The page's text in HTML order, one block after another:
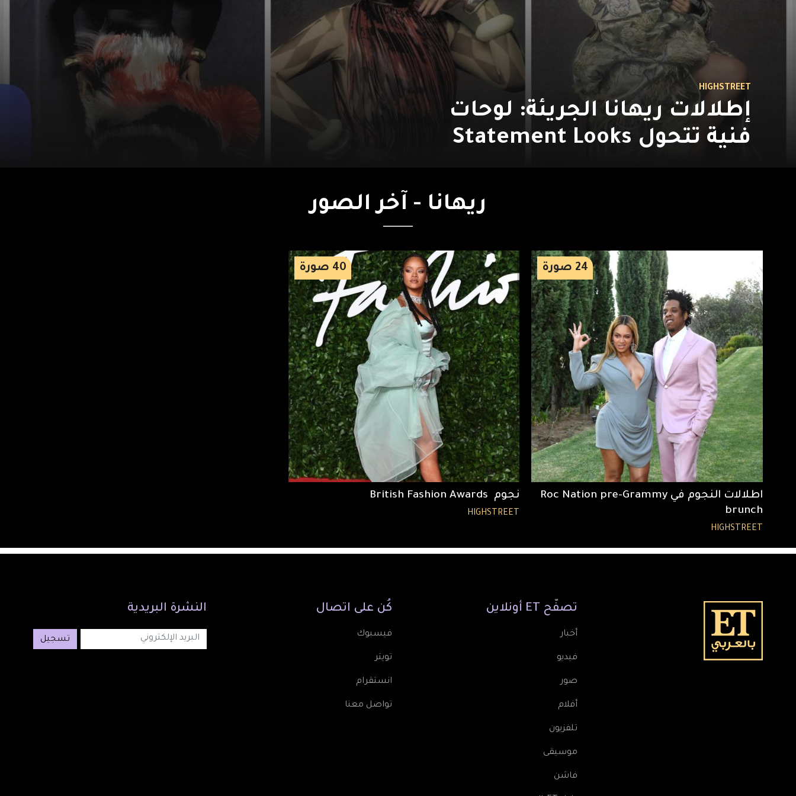
HIGHSTREET
إطلالات ريهانا الجريئة: لوحات
فنية تتحول Statement Looks
ريهانا - آخر الصور
24 صورة
اطلالات النجوم في Roc Nation pre-Grammy
brunch
HIGHSTREET
40 صورة
نجوم British Fashion Awards
HIGHSTREET
تصفّح ET أونلاين
أخبار
فيديو
صور
أفلام
تلفزيون
موسيقى
فاشن
كُن على اتصال
فيسبوك
تويتر
انستقرام
تواصل معنا
النشرة البريدية
تسجيل